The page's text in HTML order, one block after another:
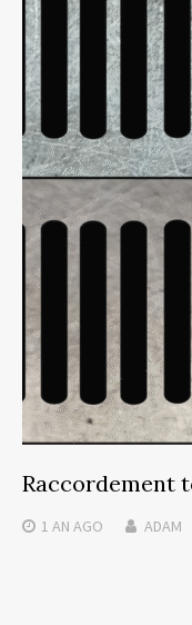
Raccordement
1 AN AGO ADAM